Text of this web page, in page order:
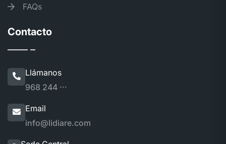
FAQs
Contacto
Llámanos
968 244 ···
Email
info@lidiare.com